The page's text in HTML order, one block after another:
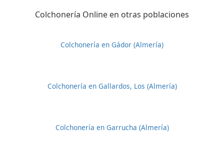
Colchonería Online en otras poblaciones
Colchonería en Gádor (Almería)
Colchonería en Gallardos, Los (Almería)
Colchonería en Garrucha (Almería)